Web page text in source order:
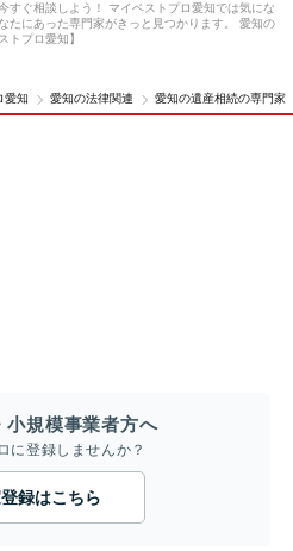
すぐ相談しよう！ マイベストプロ愛知では気にな
たにあった専門家がきっと見つかります。 愛知の
トプロ愛知】
愛知 愛知の法律関連 愛知の遺産相続の専門家
小規模事業者方へ
に登録しませんか？
録はこちら